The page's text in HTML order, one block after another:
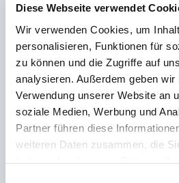
Diese Webseite verwendet
Wir verwenden Cookies, um
personalisieren, Funktionen für
zu können und die Zugriffe auf
analysieren. Außerdem geben
Verwendung unserer Website an
soziale Medien, Werbung und
Partner führen diese
weiteren Daten zusammen, die
haben die niedersächsischen Seehäfen
Windenergiepotenzialstudie für die
Internet abrufbar:www.seehafen-
Die Arbeitsgemeinschaft
Zusammenschluss von neun
Brake, Cuxhaven, Emden, Leer,
Papenburg, Stade und Wilhelmshaven.
Interessen der niedersächsischen
Land, Bund und EU.